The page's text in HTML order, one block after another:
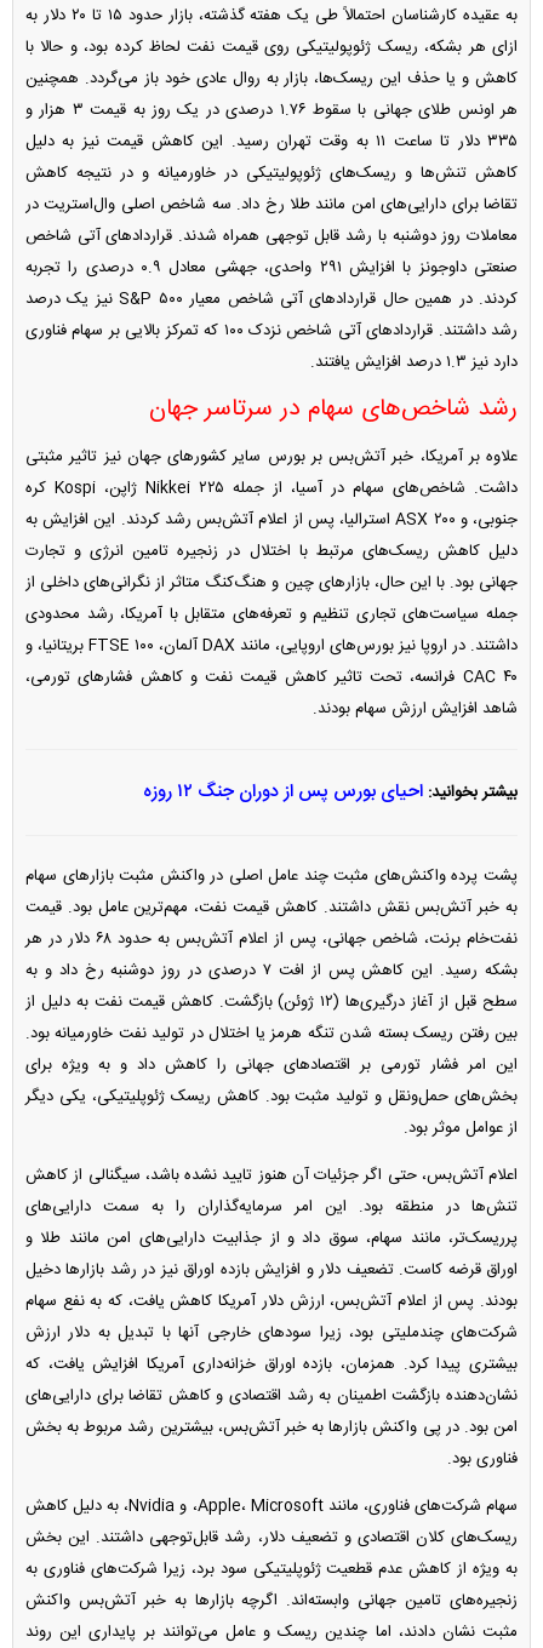
به عقیده کارشناسان احتمالاً طی یک هفته گذشته، بازار حدود ۱۵ تا ۲۰ دلار به
ازای هر بشکه، ریسک ژئوپولیتیکی روی قیمت نفت لحاظ کرده بود، و حالا با
کاهش و یا حذف این ریسک‌ها، بازار به روال عادی خود باز می‌گردد. همچنین
هر اونس طلای جهانی با سقوط ۱.۷۶ درصدی در یک روز به قیمت ۳ هزار و
۳۳۵ دلار تا ساعت ۱۱ به وقت تهران رسید. این کاهش قیمت نیز به دلیل
کاهش تنش‌ها و ریسک‌های ژئوپولیتیکی در خاورمیانه و در نتیجه کاهش
تقاضا برای دارایی‌های امن مانند طلا رخ داد. سه شاخص اصلی وال‌استریت در
معاملات روز دوشنبه با رشد قابل توجهی همراه شدند. قرارداد‌های آتی شاخص
صنعتی داوجونز با افزایش ۲۹۱ واحدی، جهشی معادل ۰.۹ درصدی را تجربه
کردند. در همین حال قرارداد‌های آتی شاخص معیار S&P ۵۰۰ نیز یک درصد
رشد داشتند. قرارداد‌های آتی شاخص نزدک ۱۰۰ که تمرکز بالایی بر سهام فناوری
دارد نیز ۱.۳ درصد افزایش یافتند.
رشد شاخص‌های سهام در سرتاسر جهان
علاوه بر آمریکا، خبر آتش‌بس بر بورس سایر کشور‌های جهان نیز تاثیر مثبتی
داشت. شاخص‌های سهام در آسیا، از جمله Nikkei ۲۲۵ ژاپن، Kospi کره
جنوبی، و ASX ۲۰۰ استرالیا، پس از اعلام آتش‌بس رشد کردند. این افزایش به
دلیل کاهش ریسک‌های مرتبط با اختلال در زنجیره تامین انرژی و تجارت
جهانی بود. با این حال، بازار‌های چین و هنگ‌کنگ متاثر از نگرانی‌های داخلی از
جمله سیاست‌های تجاری تنظیم و تعرفه‌های متقابل با آمریکا، رشد محدودی
داشتند. در اروپا نیز بورس‌های اروپایی، مانند DAX آلمان، FTSE ۱۰۰ بریتانیا، و
CAC ۴۰ فرانسه، تحت تاثیر کاهش قیمت نفت و کاهش فشار‌های تورمی،
شاهد افزایش ارزش سهام بودند.
بیشتر بخوانید: احیای بورس پس از دوران جنگ ۱۲ روزه
پشت پرده واکنش‌های مثبت چند عامل اصلی در واکنش مثبت بازار‌های سهام
به خبر آتش‌بس نقش داشتند. کاهش قیمت نفت، مهم‌ترین عامل بود. قیمت
نفت‌خام برنت، شاخص جهانی، پس از اعلام آتش‌بس به حدود ۶۸ دلار در هر
بشکه رسید. این کاهش پس از افت ۷ درصدی در روز دوشنبه رخ داد و به
سطح قبل از آغاز درگیری‌ها (۱۲ ژوئن) بازگشت. کاهش قیمت نفت به دلیل از
بین رفتن ریسک بسته شدن تنگه هرمز یا اختلال در تولید نفت خاورمیانه بود.
این امر فشار تورمی بر اقتصاد‌های جهانی را کاهش داد و به ویژه برای
بخش‌های حمل‌ونقل و تولید مثبت بود. کاهش ریسک ژئوپلیتیکی، یکی دیگر
از عوامل موثر بود.
اعلام آتش‌بس، حتی اگر جزئیات آن هنوز تایید نشده باشد، سیگنالی از کاهش
تنش‌ها در منطقه بود. این امر سرمایه‌گذاران را به سمت دارایی‌های
پرریسک‌تر، مانند سهام، سوق داد و از جذابیت دارایی‌های امن مانند طلا و
اوراق قرضه کاست. تضعیف دلار و افزایش بازده اوراق نیز در رشد بازار‌ها دخیل
بودند. پس از اعلام آتش‌بس، ارزش دلار آمریکا کاهش یافت، که به نفع سهام
شرکت‌های چندملیتی بود، زیرا سود‌های خارجی آنها با تبدیل به دلار ارزش
بیشتری پیدا کرد. همزمان، بازده اوراق خزانه‌داری آمریکا افزایش یافت، که
نشان‌دهنده بازگشت اطمینان به رشد اقتصادی و کاهش تقاضا برای دارایی‌های
امن بود. در پی واکنش بازار‌ها به خبر آتش‌بس، بیشترین رشد مربوط به بخش
فناوری بود.
سهام شرکت‌های فناوری، مانند Apple، Microsoft، و Nvidia، به دلیل کاهش
ریسک‌های کلان اقتصادی و تضعیف دلار، رشد قابل‌توجهی داشتند. این بخش
به ویژه از کاهش عدم قطعیت ژئوپلیتیکی سود برد، زیرا شرکت‌های فناوری به
زنجیره‌های تامین جهانی وابسته‌اند. اگرچه بازار‌ها به خبر آتش‌بس واکنش
مثبت نشان دادند، اما چندین ریسک و عامل می‌توانند بر پایداری این روند